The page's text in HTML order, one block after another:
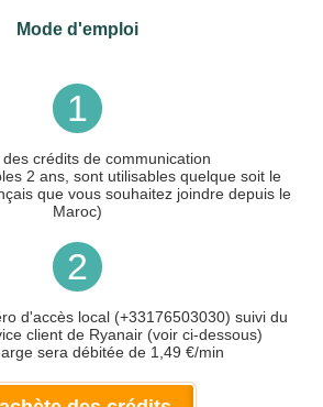
Mode d'emploi
1
crédits de communication
2 ans, sont utilisables quelque soit le
que vous souhaitez joindre depuis le
Maroc)
2
d'accès local (+33176503030) suivi du
client de Ryanair (voir ci-dessous)
sera débitée de 1,49 €/min